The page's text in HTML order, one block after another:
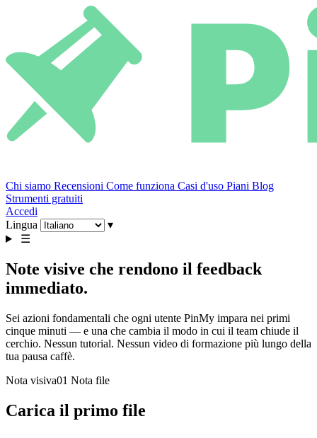
Chi siamo Recensioni Come funziona Casi d'uso Piani Blog
Strumenti gratuiti
Accedi
Lingua
▾
☰
Note visive che rendono il feedback
immediato.
Sei azioni fondamentali che ogni utente PinMy impara nei primi
cinque minuti — e una che cambia il modo in cui il team chiude il
cerchio. Nessun tutorial. Nessun video di formazione più lungo della
tua pausa caffè.
Nota visiva01 Nota file
Carica il primo file